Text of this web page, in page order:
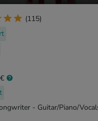
(115)
- Guitar/Piano/